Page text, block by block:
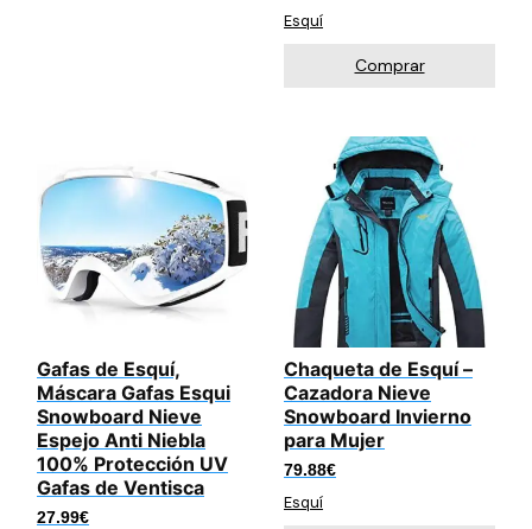
Esquí
Comprar
Gafas de Esquí,
Máscara Gafas Esqui
Snowboard Nieve
Espejo Anti Niebla
100% Protección UV
Gafas de Ventisca
27.99€
Chaqueta de Esquí –
Cazadora Nieve
Snowboard Invierno
para Mujer
79.88€
Esquí